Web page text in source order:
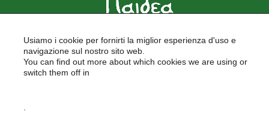
FORMAZIONE PER LE SCUOLE
FORMAZIONE PROFESSIONALE
PROGETTI EUROPEI
Usiamo i cookie per fornirti la miglior esperienza d'uso e
navigazione sul nostro sito web.
You can find out more about which cookies we are using or
switch them off in